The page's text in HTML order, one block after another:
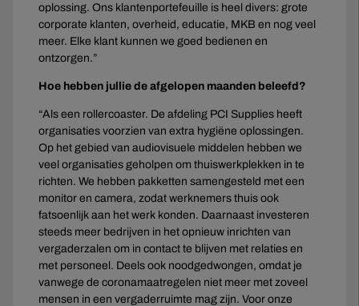
oplossing. Ons klantenportefeuille is heel divers: grote
corporate klanten, overheid, educatie, MKB en nog veel
meer. Elke klant kunnen we goed bedienen en
ontzorgen.”
Hoe hebben jullie de afgelopen maanden beleefd?
“Als een rollercoaster. De afdeling PCI Supplies heeft
organisaties voorzien van extra hygiëne oplossingen.
Op het gebied van audiovisuele middelen hebben we
veel organisaties geholpen om thuiswerkplekken in te
richten. We hebben pakketten samengesteld met een
monitor en camera, zodat werknemers thuis ook
fatsoenlijk aan het werk konden. Daarnaast investeren
steeds meer bedrijven in het opnieuw inrichten van
vergaderzalen om in contact te blijven met relaties en
met personeel. Deels ook noodgedwongen, omdat je
vanwege de coronamaatregelen niet meer met zoveel
mensen in een vergaderruimte mag zijn. Voor onze